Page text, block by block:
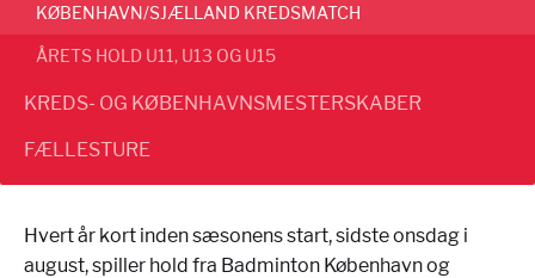
KØBENHAVN/SJÆLLAND KREDSMATCH
ÅRETS HOLD U11, U13 OG U15
KREDS- OG KØBENHAVNSMESTERSKABER
FÆLLESTURE
Hvert år kort inden sæsonens start, sidste onsdag i
august, spiller hold fra Badminton København og